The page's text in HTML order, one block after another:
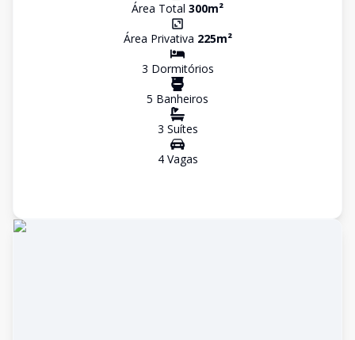
Área Total 300m²
Área Privativa 225m²
3 Dormitórios
5 Banheiros
3 Suítes
4Vagas